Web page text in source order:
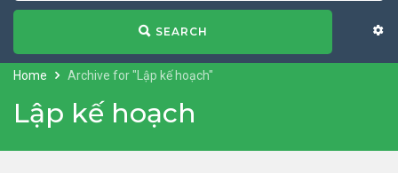
SEARCH
Home Archive for "Lập kế hoạch"
Lập kế hoạch